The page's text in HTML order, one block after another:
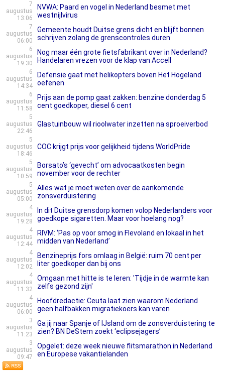
7
augustus
13:06
NVWA: Paard en vogel in Nederland besmet met
westnijlvirus
7
augustus
06:00
Gemeente houdt Duitse grens dicht en blijft bonnen
schrijven zolang de grenscontroles duren
6
augustus
19:30
Nog maar één grote fietsfabrikant over in Nederland?
Handelaren vrezen voor de klap van Accell
6
augustus
14:34
Defensie gaat met helikopters boven Het Hogeland
oefenen
6
augustus
11:58
Prijs aan de pomp gaat zakken: benzine donderdag 5
cent goedkoper, diesel 6 cent
5
augustus
22:46
Glastuinbouw wil rioolwater inzetten na sproeiverbod
5
augustus
18:46
COC krijgt prijs voor gelijkheid tijdens WorldPride
5
augustus
10:59
Borsato’s ‘gevecht’ om advocaatkosten begin
november voor de rechter
5
augustus
05:00
Alles wat je moet weten over de aankomende
zonsverduistering
4
augustus
19:28
In dit Duitse grensdorp komen volop Nederlanders voor
goedkope sigaretten. Maar voor hoelang nog?
4
augustus
12:44
RIVM: ‘Pas op voor smog in Flevoland en lokaal in het
midden van Nederland’
4
augustus
12:02
Benzineprijs fors omlaag in België: ruim 70 cent per
liter goedkoper dan bij ons
4
augustus
11:32
Omgaan met hitte is te leren: 'Tijdje in de warmte kan
zelfs gezond zijn'
4
augustus
06:00
Hoofdredactie: Ceuta laat zien waarom Nederland
geen halfbakken migratiekoers kan varen
3
augustus
11:23
Ga jij naar Spanje of IJsland om de zonsverduistering te
zien? BN DeStem zoekt ‘eclipsejagers’
3
augustus
09:47
Opgelet: deze week nieuwe flitsmarathon in Nederland
en Europese vakantielanden